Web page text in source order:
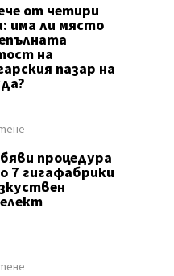
от четири
има ли място
на
пазар на
процедура
7 гигафабрики